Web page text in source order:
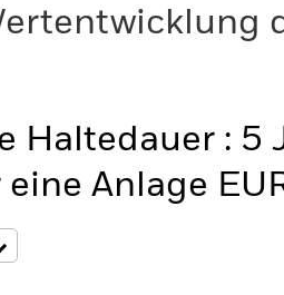
Haltedauer : 5
Anlage